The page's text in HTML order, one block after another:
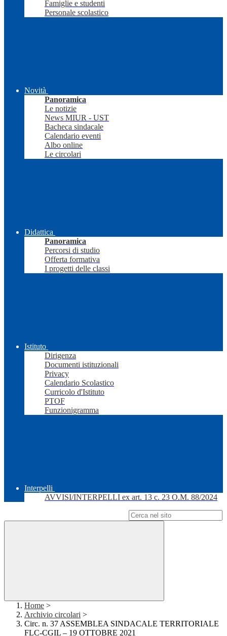
Famiglie e studenti
Personale scolastico
Novità
Panoramica
Le notizie
News MIUR - UST
Bacheca sindacale
Calendario eventi
Albo online
Le circolari
Didattica
Panoramica
Percorsi di studio
Offerta formativa
I progetti delle classi
Istituto
Dirigenza
Documenti istituzionali
Privacy
Calendario Scolastico
Curricolo d'Istituto
PTOF
Funzionigramma
Interpelli
AVVISI/INTERPELLI ex art. 13 c. 23 O.M. 88/2024
Home >
Archivio circolari >
Circ. n. 37 ASSEMBLEA SINDACALE TERRITORIALE
FLC-CGIL – 19 OTTOBRE 2021